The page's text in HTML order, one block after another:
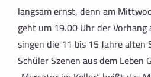
langsam ernst, denn am
geht um 19.00 Uhr der
singen die 11 bis 15 Jahre
Schüler Szenen aus dem Leben